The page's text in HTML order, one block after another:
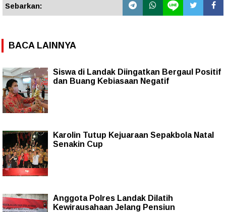
Sebarkan:
BACA LAINNYA
Siswa di Landak Diingatkan Bergaul Positif
dan Buang Kebiasaan Negatif
Karolin Tutup Kejuaraan Sepakbola Natal
Senakin Cup
Anggota Polres Landak Dilatih
Kewirausahaan Jelang Pensiun